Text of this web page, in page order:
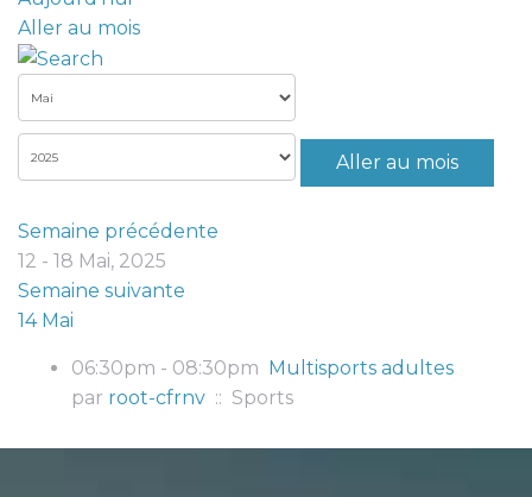
Aller au mois
Aller au mois
Semaine précédente
12 - 18 Mai, 2025
Semaine suivante
14 Mai
06:30pm - 08:30pm
Multisports adultes
par root-cfrnv :: Sports